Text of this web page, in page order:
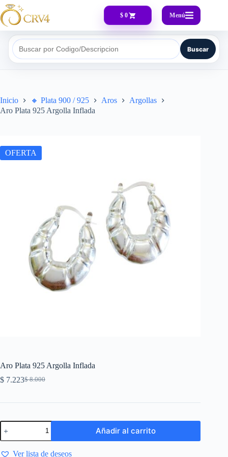
$ 0 Menú
Buscar por Codigo/Descripcion Buscar
Inicio 🔸​ Plata 900 / 925 Aros
Argollas
Aro Plata 925 Argolla Inflada
OFERTA
Aro Plata 925 Argolla Inflada
$8.000
$ 7.223
Añadir al carrito
Ver lista de deseos